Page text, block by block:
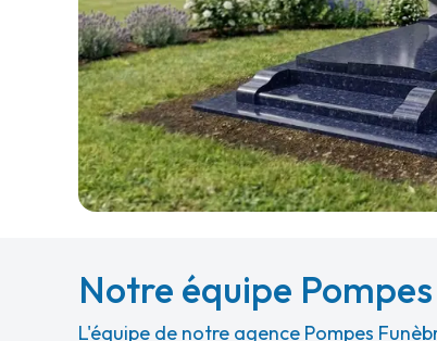
Notre équipe
L'équipe de notre agence Pompes